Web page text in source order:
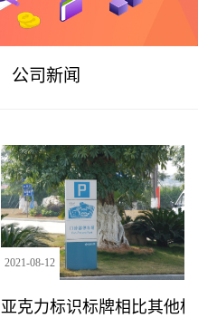
公司新闻
2021-08-12
亚克力标识标牌相比其他